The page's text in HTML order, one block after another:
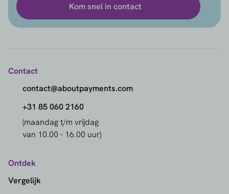
Kom snel in contact
Contact
contact@aboutpayments.com
+31 85 060 2160
(maandag t/m vrijdag
van 10.00 - 16.00 uur)
Ontdek
Vergelijk